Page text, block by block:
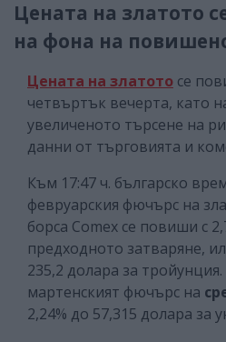
Цената на златото
на фона на
Цената на златото се
четвъртък вечерта, като
увеличеното търсене на
данни от търговията и
Към 17:47 ч. българско
февруарския фючърс на
борса Comex се повиши с
предходното затваряне,
235,2 долара за
мартенският фючърс на
2,24% до 57,315 долара за